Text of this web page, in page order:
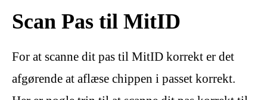
Scan Pas til MitID
For at scanne dit pas til MitID korrekt er det
afgørende at aflæse chippen i passet korrekt.